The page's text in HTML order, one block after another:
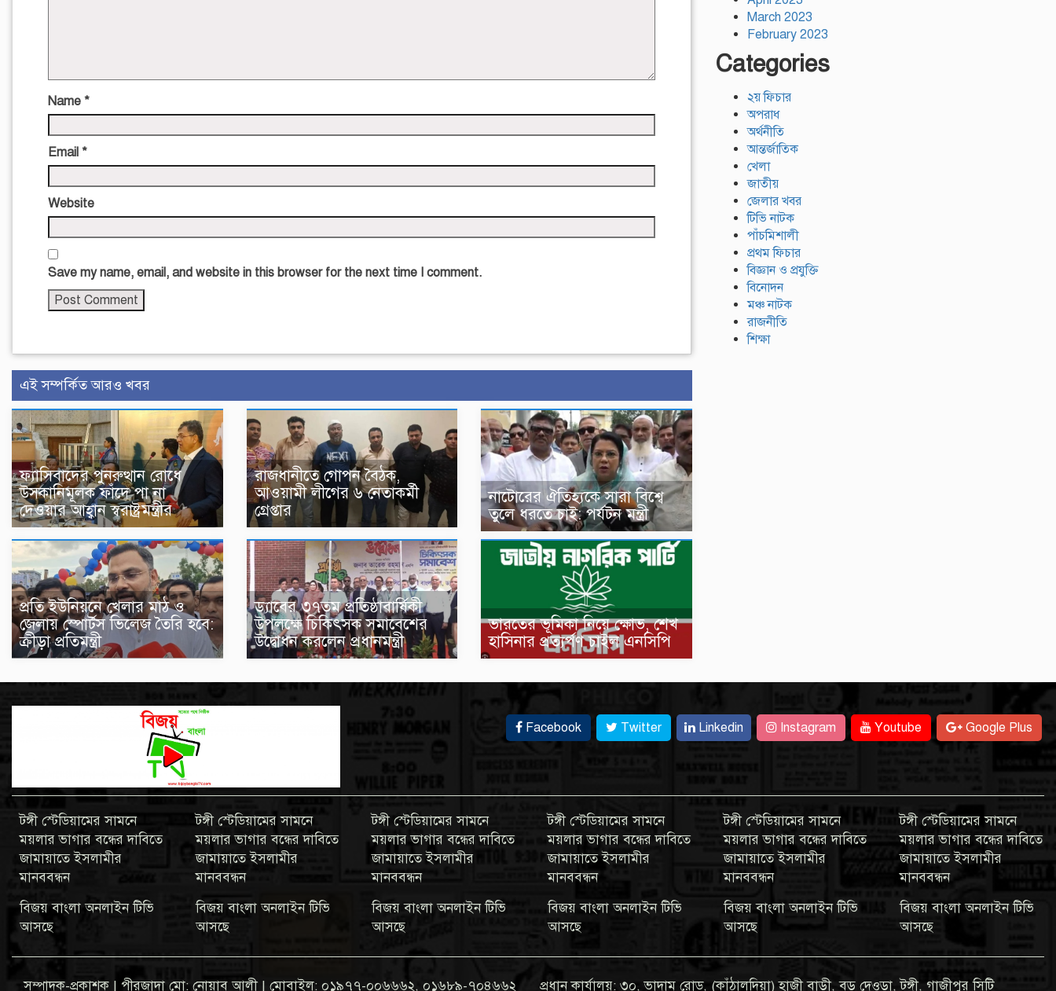
Name *
Email *
Website
Save my name, email, and website in this browser for the next time I comment.
এই সম্পর্কিত আরও খবর
ফ্যাসিবাদের পুনরুত্থান রোধে
উসকানিমূলক ফাঁদে পা না
দেওয়ার আহ্বান স্বরাষ্ট্রমন্ত্রীর
রাজধানীতে গোপন বৈঠক,
আওয়ামী লীগের ৬ নেতাকর্মী
গ্রেপ্তার
নাটোরের ঐতিহ্যকে সারা বিশ্বে
তুলে ধরতে চাই: পর্যটন মন্ত্রী
প্রতি ইউনিয়নে খেলার মাঠ ও
জেলায় স্পোর্টস ভিলেজ তৈরি হবে:
ক্রীড়া প্রতিমন্ত্রী
ড্যাবের ৩৭তম প্রতিষ্ঠাবার্ষিকী
উপলক্ষে চিকিৎসক সমাবেশের
উদ্বোধন করলেন প্রধানমন্ত্রী
ভারতের ভূমিকা নিয়ে ক্ষোভ, শেখ
হাসিনার প্রত্যর্পণ চাইল এনসিপি
March 2023
February 2023
Categories
২য় ফিচার
অপরাধ
অর্থনীতি
আন্তর্জাতিক
খেলা
জাতীয়
জেলার খবর
টিভি নাটক
পাঁচমিশালী
প্রথম ফিচার
বিজ্ঞান ও প্রযুক্তি
বিনোদন
মঞ্চ নাটক
রাজনীতি
শিক্ষা
Facebook Twitter Linkedin Instagram Youtube Google Plus
টঙ্গী স্টেডিয়ামের সামনে
ময়লার ভাগার বন্ধের দাবিতে
জামায়াতে ইসলামীর
মানববন্ধন
বিজয় বাংলা অনলাইন টিভি
আসছে
টঙ্গী স্টেডিয়ামের সামনে
ময়লার ভাগার বন্ধের দাবিতে
জামায়াতে ইসলামীর
মানববন্ধন
বিজয় বাংলা অনলাইন টিভি
আসছে
টঙ্গী স্টেডিয়ামের সামনে
ময়লার ভাগার বন্ধের দাবিতে
জামায়াতে ইসলামীর
মানববন্ধন
বিজয় বাংলা অনলাইন টিভি
আসছে
টঙ্গী স্টেডিয়ামের সামনে
ময়লার ভাগার বন্ধের দাবিতে
জামায়াতে ইসলামীর
মানববন্ধন
বিজয় বাংলা অনলাইন টিভি
আসছে
টঙ্গী স্টেডিয়ামের সামনে
ময়লার ভাগার বন্ধের দাবিতে
জামায়াতে ইসলামীর
মানববন্ধন
বিজয় বাংলা অনলাইন টিভি
আসছে
টঙ্গী স্টেডিয়ামের সামনে
ময়লার ভাগার বন্ধের দাবিতে
জামায়াতে ইসলামীর
মানববন্ধন
বিজয় বাংলা অনলাইন টিভি
আসছে
সম্পাদক-প্রকাশক | পীরজাদা মো: নোয়াব আলী | মোবাইল: ০১৯৭৭-০০৬৬৬২, ০১৬৮৯-৭০৪৬৬২ প্রধান কার্যালয়: ৩০, ভাদাম রোড, (কাঁঠালদিয়া) হাজী বাড়ী, বড় দেওড়া, টঙ্গী, গাজীপুর সিটি